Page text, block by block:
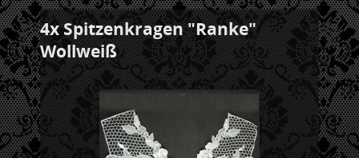
4x Spitzenkragen "Ranke"
Wollweiß